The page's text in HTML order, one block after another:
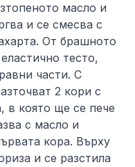
масло и
и се смесва с
От брашното
тесто,
части. С
2 кори с
в която ще се пече
с масло и
кора. Върху
и се разстила